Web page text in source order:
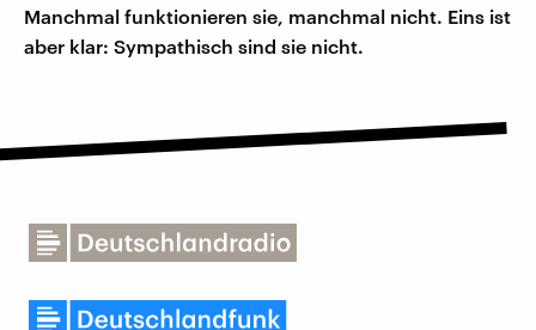
Manchmal funktionieren sie, manchmal nicht. Eins ist
aber klar: Sympathisch sind sie nicht.